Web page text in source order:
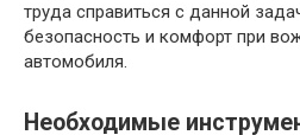
труда справиться с данной
безопасность и комфорт при
автомобиля.
Необходимые